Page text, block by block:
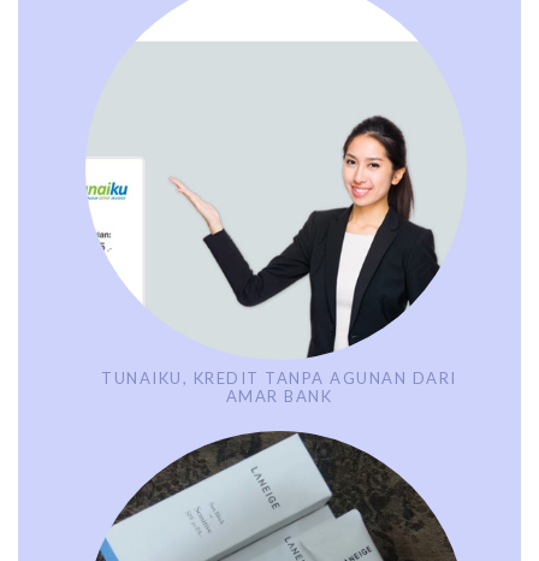
TUNAIKU, KREDIT TANPA AGUNAN DARI
AMAR BANK